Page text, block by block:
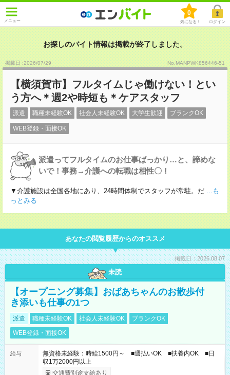
メニュー
0
気になる！ ログイン
お探しのバイト情報は掲載が終了しました。
掲載日 :2026/07/29 No.MANPWK856446-51
【横須賀市】フルタイムじゃ働けない！とい
う方へ＊週2や時短も＊ケアスタッフ
派遣 職種未経験OK 社会人未経験OK 大学生歓迎 ブランクOK
WEB登録・面接OK
派遣ってフルタイムのお仕事ばっかり…と、諦めな
いで！事務→介護への転職は相性〇！
▼介護施設は全国各地にあり、24時間体制でスタッフが常駐。だ ...も
っとみる
あなたの閲覧履歴からのオススメ
掲載日：2026.08.07
未読
【オープニング募集】おばあちゃんのお散歩付
き添いも仕事の1つ
派遣 職種未経験OK 社会人未経験OK
ブランクOK
WEB登録・面接OK
給与
無資格未経験：時給1500円～ ■週払いOK ■扶養内OK ■日
収1万2000円以上
交通費別途支給あり